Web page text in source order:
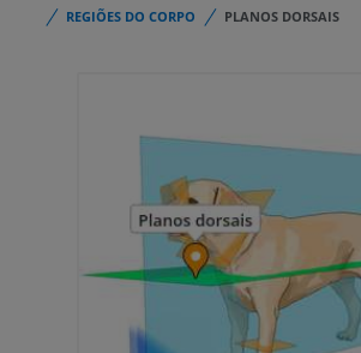
REGIÕES DO CORPO
PLANOS DORSAIS